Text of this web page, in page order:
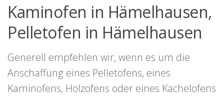
Kaminofen in Hämelhausen,
Pelletofen in Hämelhausen
Generell empfehlen wir, wenn es um die
Anschaffung eines Pelletofens, eines
Kaminofens, Holzofens oder eines Kachelofens